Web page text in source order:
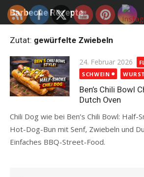
Skip
Barbecue Rezepte
Zutat: gewürfelte Zwiebeln
Posted
on
24. Februar 2026
SCHWEIN
WURST
Ben’s Chili Bowl
Dutch Oven
Chili Dog wie bei Ben’s Chili Bowl: Half-
Hot-Dog-Bun mit Senf, Zwiebeln und
Einfaches BBQ-Street-Food.